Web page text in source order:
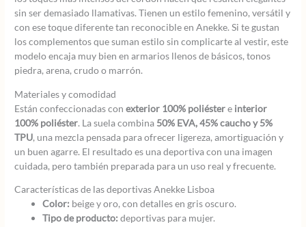
sin ser demasiado llamativas. Tienen un estilo femenino, versátil y
con ese toque diferente tan reconocible en Anekke. Si te gustan
los complementos que suman estilo sin complicarte al vestir, este
modelo encaja muy bien en armarios llenos de básicos, tonos
piedra, arena, crudo o marrón.
Materiales y comodidad
Están confeccionadas conexterior 100% poliéstere interior
100% poliéster. La suela combina 50% EVA, 45% caucho y 5%
TPU, una mezcla pensada para ofrecer ligereza, amortiguación y
un buen agarre. El resultado es una deportiva con una imagen
cuidada, pero también preparada para un uso real y frecuente.
Características de las deportivas Anekke Lisboa
Color: beige y oro, con detalles en gris oscuro.
Tipo de producto: deportivas para mujer.